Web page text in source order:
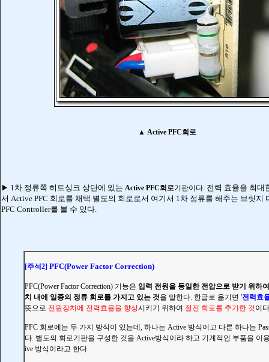
▲ Active PFC회로
▶ 1차 정류쪽 히트싱크 상단에 있는 Active PFC회로기판이다 . 전력 효율을 최
서 Active PFC 회로를 채택 별도의 회로로서 여기서 1차 정류를 해주는 브릿지
PFC Controller를 볼 수 있다.
[주석2] PFC(Power Factor Correction)
PFC(Power Factor Correction) 기능은 입력 전원을 동일한 전압으로 받기 위하
치 내에 일종의 정류 회로를 가지고 있는 것을 말한다. 한글로 옮기면 '전력효
뜻으로 전원장치에 전력효율을 향상시키기 위하여 절전 회로를 추가한 것이
PFC 회로에는 두 가지 방식이 있는데, 하나는 Active 방식이고 다른 하나는
다. 별도의 회로기판을 구성한 것을 Active방식이라 하고 기계적인 부품을 이
ive 방식이라고 한다.